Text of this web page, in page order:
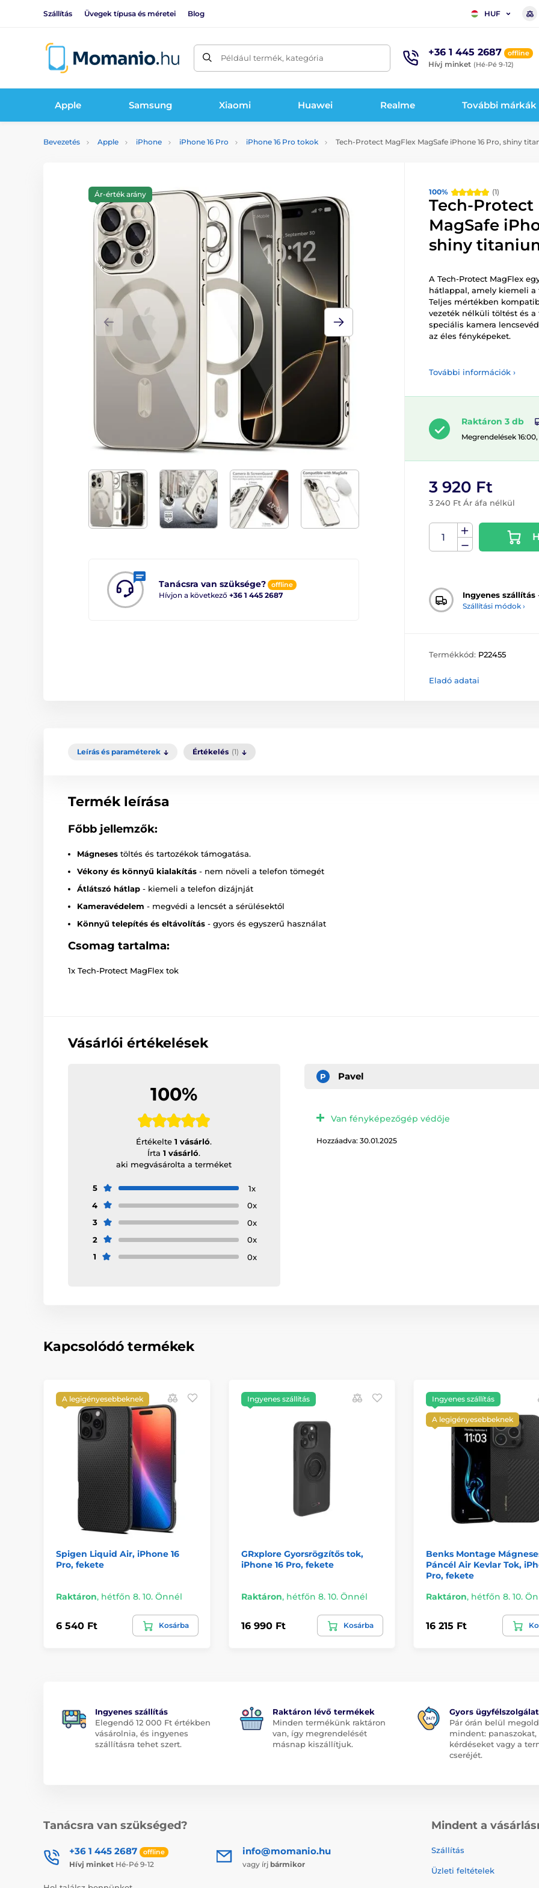
Szállítás Üvegek típusa és méretei Blog HUF
Például termék, kategória +36 1 445 2687 offline
Hívj minket (Hé-Pé 9-12)
Apple Samsung Xiaomi Huawei Realme További márkák
Bevezetés Apple iPhone iPhone 16 Pro iPhone 16 Pro tokok Tech-Protect MagFlex MagSafe iPhone 16 Pro, shiny
100% (1)
Tanácsra van szüksége? offline
Hívjon a következő +36 1 445 2687
Ár-érték arány
Tech-Protect
MagSafe
shiny
A Tech-Protect MagFlex
hátlappal, amely kiemeli
Teljes mértékben
vezeték nélküli töltést és
speciális kamera
az éles fényképeket.
További információk ›
Raktáron 3 db
Megrendelések
3 920 Ft
3 240 Ft Ár áfa nélkül
Ingyenes szállítás
Szállítási módok ›
Termékkód: P22455
Eladó adatai
Leírás és paraméterek Értékelés (1)
Termék leírása
Főbb jellemzők:
Mágneses töltés és tartozékok támogatása.
Vékony és könnyű kialakítás - nem növeli a telefon tömegét
Átlátszó hátlap - kiemeli a telefon dizájnját
Kameravédelem - megvédi a lencsét a sérülésektől
Könnyű telepítés és eltávolítás - gyors és egyszerű használat
Csomag tartalma:
1x Tech-Protect MagFlex tok
Vásárlói értékelések
100%
Értékelte1 vásárló.
Írta1 vásárló.
aki megvásárolta a terméket
5
1x
4
0x
3
0x
2
0x
1
0x
P Pavel
Van fényképezőgép védője
Hozzáadva: 30.01.2025
Kapcsolódó termékek
A legigényesebbeknek
Spigen Liquid Air, iPhone 16
Pro, fekete
Raktáron, hétfőn 8. 10. Önnél
6 540 Ft Kosárba
Ingyenes szállítás
GRxplore Gyorsrögzítős tok,
iPhone 16 Pro, fekete
Raktáron, hétfőn 8. 10. Önnél
16 990 Ft Kosárba
Ingyenes szállítás
A legigényesebbeknek
Benks Montage
Páncél Air Kevlar Tok,
Pro, fekete
Raktáron, hétfőn 8. 10.
16 215 Ft
Ingyenes szállítás
Elegendő 12 000 Ft értékben
vásárolnia, és ingyenes
szállításra tehet szert.
Raktáron lévő termékek
Minden termékünk raktáron
van, így megrendelését
másnap kiszállítjuk.
Gyors ügyfélszolgálat
Pár órán belül
mindent: panaszokat,
kérdéseket vagy a
cseréjét.
Tanácsra van szükséged?
+36 1 445 2687 offline
Hívj minket Hé-Pé 9-12
info@momanio.hu
vagy írj bármikor
Mindent a
Szállítás
Üzleti feltételek